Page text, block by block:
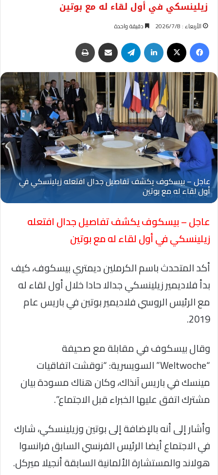
زيلينسكي في أول لقاء له مع بوتين
الأربعاء : 2026/7/8 دقيقة واحدة
فيسبوك لينكدإن تيلقرام مشاركة عبر البريد
Oplus_131072
عاجل – بيسكوف يكشف تفاصيل جدال افتعله
زيلينسكي في أول لقاء له مع بوتين
أكد المتحدث باسم الكرملين ديمتري بيسكوف، كيف
بدأ فلاديمير زيلينسكي جدالا حادا خلال أول لقاء له
مع الرئيس الروسي فلاديمير بوتين في باريس عام
2019.
وقال بيسكوف في مقابلة مع صحيفة
“Weltwoche” السويسرية: “نوقشت اتفاقيات
مينسك في باريس آنذاك، وكان هناك مسودة بيان
مشترك اتفق عليها الخبراء قبل الاجتماع”.
وأشار إلى أنه بالإضافة إلى بوتين وزيلينسكي، شارك
في الاجتماع أيضا الرئيس الفرنسي السابق فرانسوا
هولاند والمستشارة الألمانية السابقة أنجيلا ميركل.